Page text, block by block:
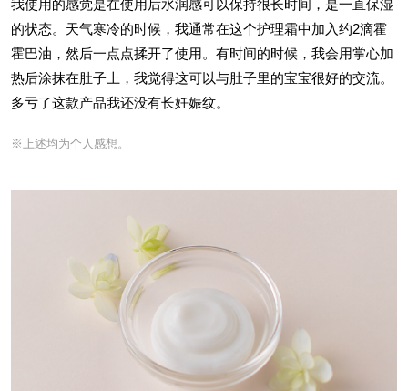
我使用的感觉是在使用后水润感可以保持很长时间，是一直保湿
的状态。天气寒冷的时候，我通常在这个护理霜中加入约2滴霍
霍巴油，然后一点点揉开了使用。有时间的时候，我会用掌心加
热后涂抹在肚子上，我觉得这可以与肚子里的宝宝很好的交流。
多亏了这款产品我还没有长妊娠纹。
※上述均为个人感想。